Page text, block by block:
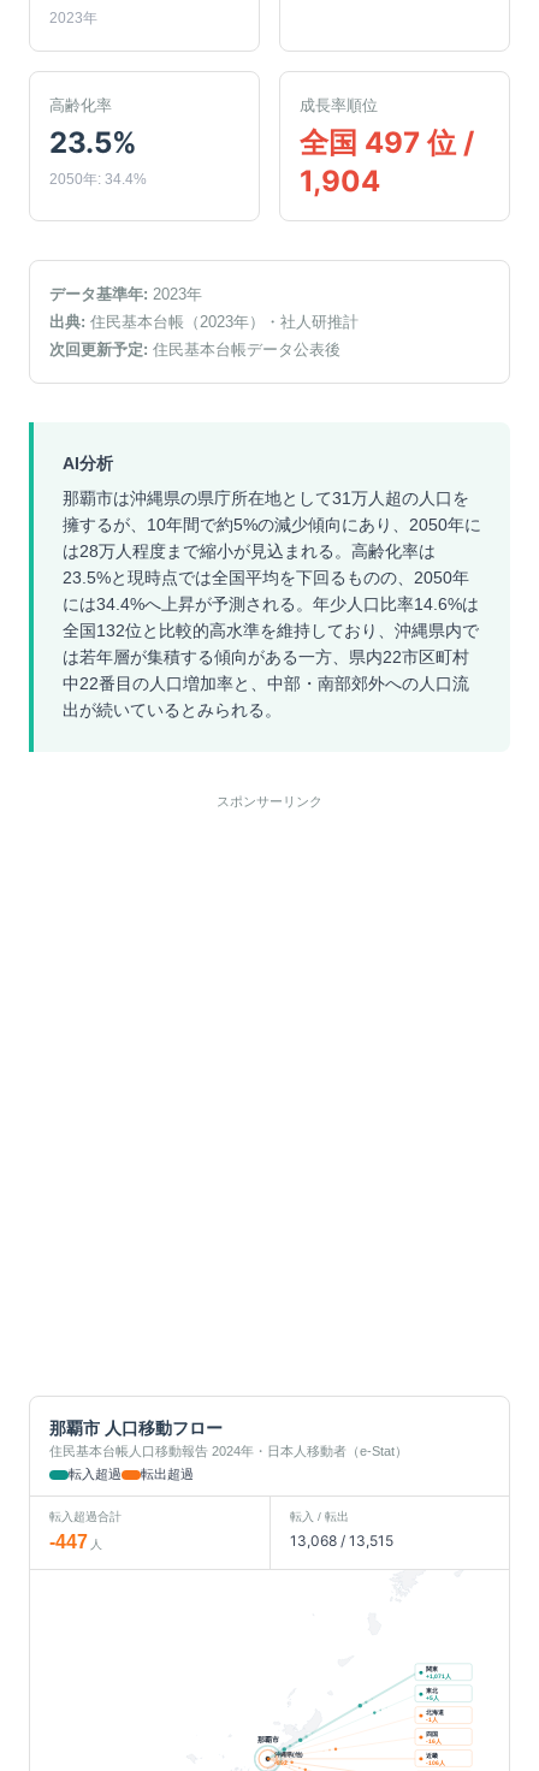
2023年
高齢化率
23.5%
2050年: 34.4%
成長率順位
全国 497 位 /
1,904
データ基準年: 2023年
出典: 住民基本台帳（2023年）
・社人研推計
次回更新予定: 住民基本台帳データ公表後
AI分析
那覇市は沖縄県の県庁所在地として31万人超の人口を
擁するが、10年間で約5%の減少傾向にあり、2050年に
は28万人程度まで縮小が見込まれる。高齢化率は
23.5%と現時点では全国平均を下回るものの、2050年
には34.4%へ上昇が予測される。年少人口比率14.6%は
全国132位と比較的高水準を維持しており、沖縄県内で
は若年層が集積する傾向がある一方、県内22市区町村
中22番目の人口増加率と、中部・南部郊外への人口流
出が続いているとみられる。
スポンサーリンク
那覇市 人口移動フロー
住民基本台帳人口移動報告 2024年・日本人移動者（e-Stat）
転入超過
転出超過
転入超過合計
-447 人
転入 / 転出
13,068/ 13,515
沖縄県(他)
-892
那覇市
関東
+1,071人
東北
+5人
北海道
-1人
四国
-16人
近畿
-106人